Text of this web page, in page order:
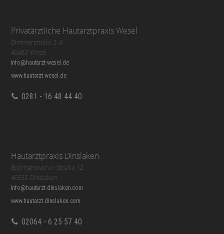
Privatärztliche Hautarztpraxis Wesel
Dimmerstraße 2-4
46483 Wesel
info@hautarzt-wesel.de
www.hautarzt-wesel.de
0281 - 16 48 44 40
Hautarztpraxis Dinslaken
Eppinghovener Straße 12
46535 Dinslaken
info@hautarzt-dinslaken.com
www.hautarzt-dinslaken.com
02064 - 6 25 57 40